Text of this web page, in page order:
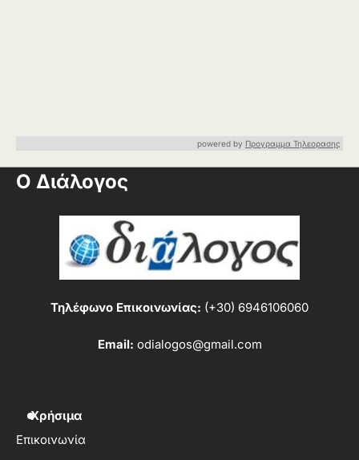
powered by Προγραμμα Τηλεορασης
Ο Διάλογος
Τηλέφωνο Επικοινωνίας: (+30) 6946106060
Email: odialogos@gmail.com
Χρήσιμα
Επικοινωνία